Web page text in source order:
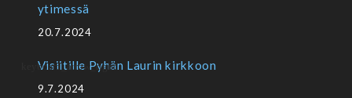
ytimessä
20.7.2024
Visiitille Pyhän Laurin kirkkoon
9.7.2024